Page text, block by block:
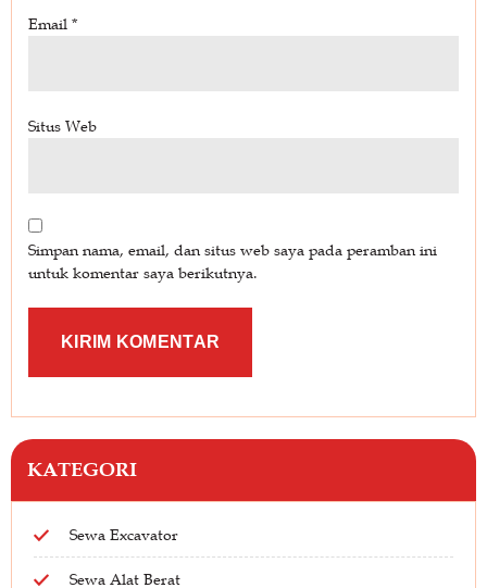
Email *
Situs Web
Simpan nama, email, dan situs web saya pada peramban ini
untuk komentar saya berikutnya.
KATEGORI
Sewa Excavator
Sewa Alat Berat